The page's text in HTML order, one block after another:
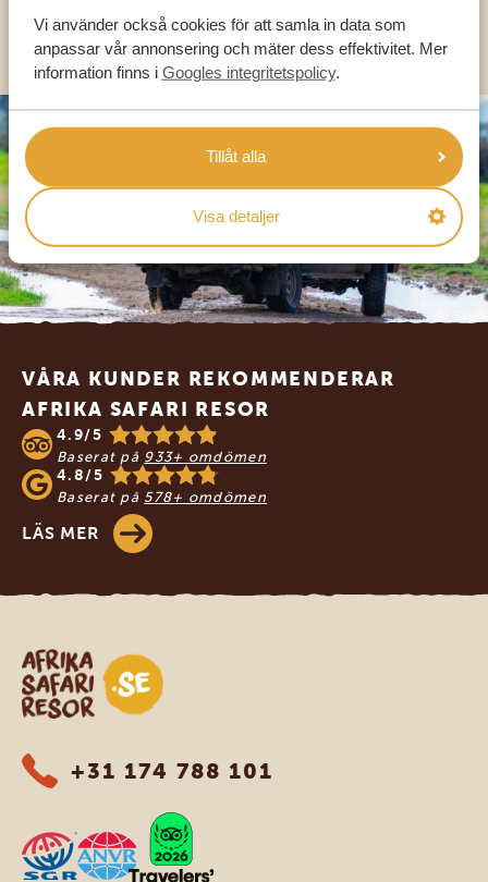
Vi använder också cookies för att samla in data som
anpassar vår annonsering och mäter dess effektivitet. Mer
information finns i Googles integritetspolicy.
Tillåt alla
Visa detaljer
OLIKA LÄNDER
Footer
VÅRA KUNDER REKOMMENDERAR
AFRIKA SAFARI RESOR
4.9/5
Baserat på 933+ omdömen
4.8/5
Baserat på 578+ omdömen
LÄS MER
Safari-resor i Afrika
+31 174 788 101